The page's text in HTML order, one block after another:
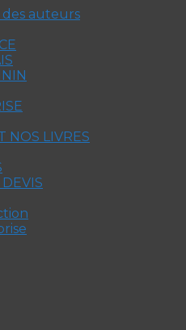
des auteurs
NOS LIVRES